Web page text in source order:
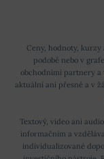
Ceny, hodnoty, kurzy
podobě nebo v
obchodními partnery a
aktuální ani přesné a v
Textový, video ani
informačním a
individualizované